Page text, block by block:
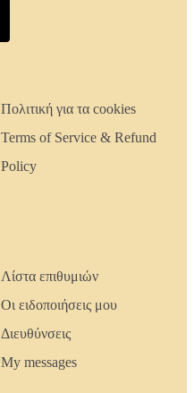
Πολιτική για τα cookies
Terms of Service & Refund
Policy
Λίστα επιθυμιών
Οι ειδοποιήσεις μου
Διευθύνσεις
My messages